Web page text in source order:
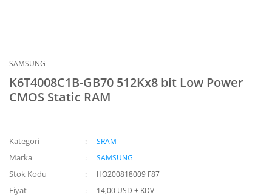
SAMSUNG
K6T4008C1B-GB70 512Kx8 bit Low Power
CMOS Static RAM
Kategori SRAM
Marka SAMSUNG
Stok Kodu HO200818009 F87
Fiyat
14,00 USD + KDV